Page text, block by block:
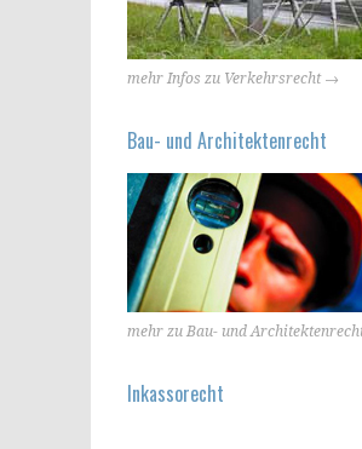
mehr Infos zu Verkehrsrecht →
Bau- und Architektenrecht
mehr zu Bau- und
Inkassorecht